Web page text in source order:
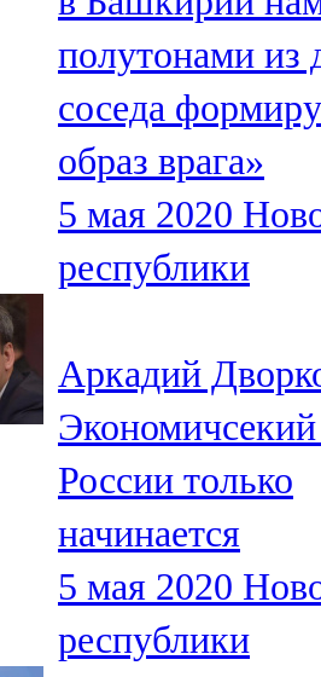
Нурлат
104,7 FM
Олы Әтнә
71,42 FM
Сарман
107,8 FM
106,1 FM
Түбән Кама
102,6 FM
Чирмешән
107,7 FM
Чистай
полутонами из
соседа
образ врага»
5 мая 2020
республики
Аркадий
России только
начинается
5 мая 2020
республики